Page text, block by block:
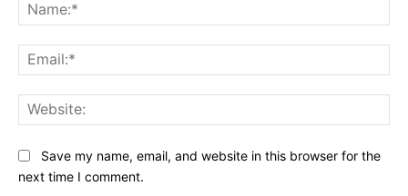
Save my name, email, and website in this browser for the
next time I comment.